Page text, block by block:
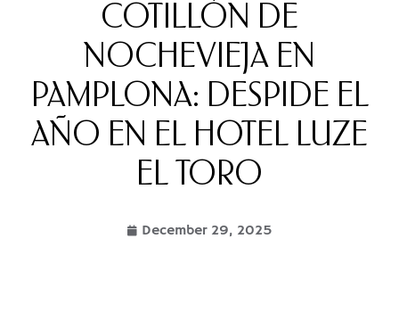
COTILLÓN DE
NOCHEVIEJA EN
PAMPLONA: DESPIDE EL
AÑO EN EL HOTEL LUZE
EL TORO
December 29, 2025